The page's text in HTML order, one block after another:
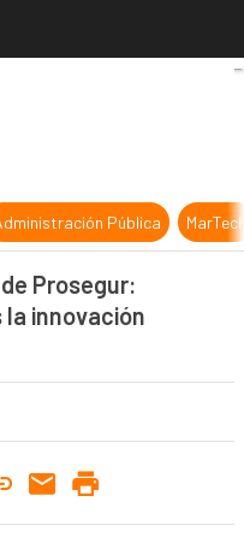
CTO y CIO de
Pública
de Prosegur:
la innovación